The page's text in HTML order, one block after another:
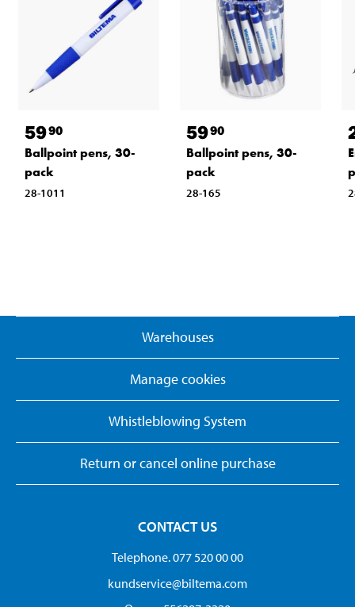
5990
Ballpoint pens, 30-
pack
28-1011
5990
Ballpoint pens, 30-
pack
28-165
Warehouses
Manage cookies
Whistleblowing System
Return or cancel online purchase
CONTACT US
Telephone. 077 520 00 00
kundservice@biltema.com